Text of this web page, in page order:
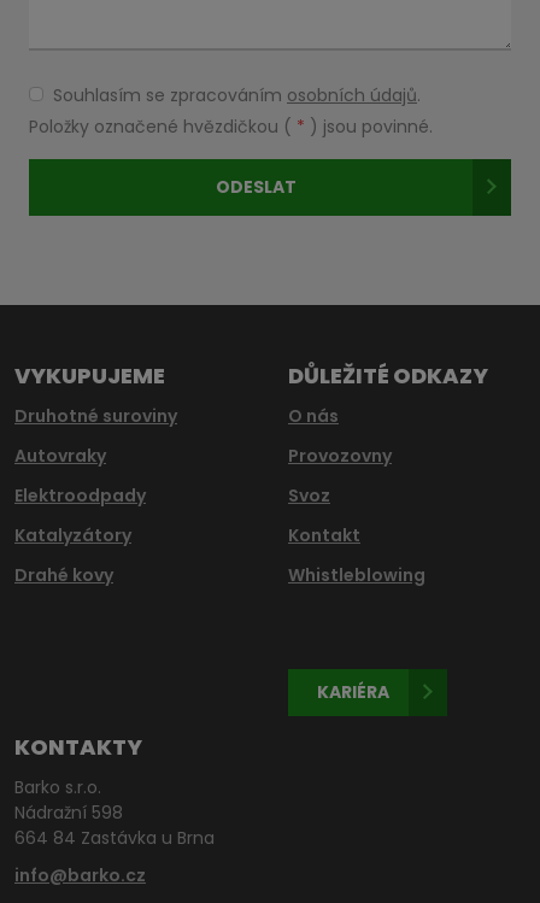
Souhlasím
se
zpracováním
osobních
Souhlasím se zpracováním osobních údajů.
Položky označené hvězdičkou ( * ) jsou povinné.
ODESLAT
nepodařilo
VYKUPUJEME
Druhotné suroviny
Autovraky
Elektroodpady
Katalyzátory
Drahé kovy
DŮLEŽITÉ ODKAZY
O nás
Provozovny
Svoz
Kontakt
Whistleblowing
KARIÉRA
KONTAKTY
Barko s.r.o.
Nádražní 598
664 84 Zastávka u Brna
info@barko.cz